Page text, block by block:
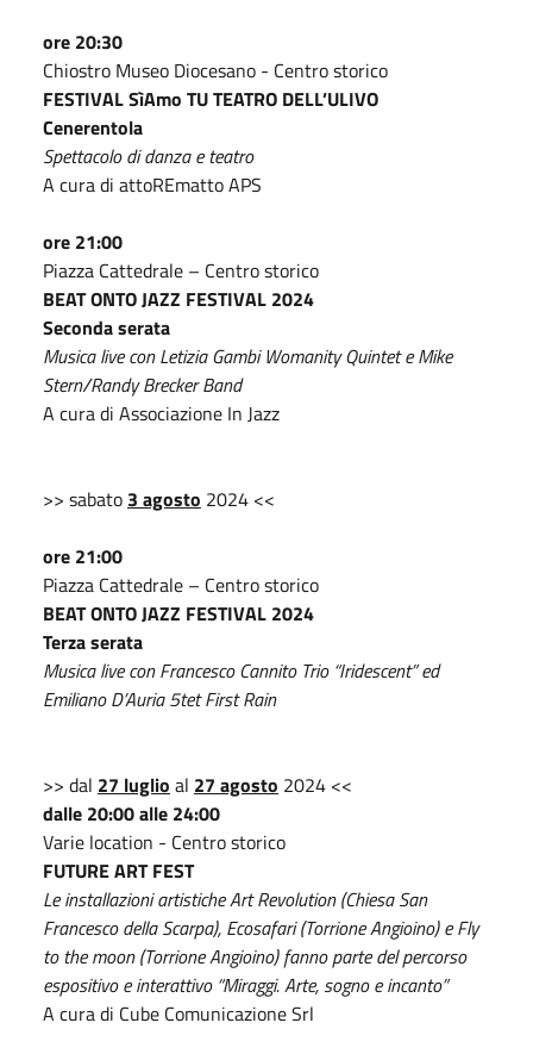
ore 20:30
Chiostro Museo Diocesano - Centro storico
FESTIVAL SìAmo TU TEATRO DELL’ULIVO
Cenerentola
Spettacolo di danza e teatro
A cura di attoREmatto APS
ore 21:00
Piazza Cattedrale – Centro storico
BEAT ONTO JAZZ FESTIVAL 2024
Seconda serata
Musica live con Letizia Gambi Womanity Quintet e Mike
Stern/Randy Brecker Band
A cura di Associazione In Jazz
>> sabato 3 agosto 2024 <<
ore 21:00
Piazza Cattedrale – Centro storico
BEAT ONTO JAZZ FESTIVAL 2024
Terza serata
Musica live con Francesco Cannito Trio “Iridescent” ed
Emiliano D’Auria 5tet First Rain
>> dal 27 luglio al 27 agosto 2024 <<
dalle 20:00 alle 24:00
Varie location - Centro storico
FUTURE ART FEST
Le installazioni artistiche Art Revolution (Chiesa San
Francesco della Scarpa), Ecosafari (Torrione Angioino) e Fly
to the moon (Torrione Angioino) fanno parte del percorso
espositivo e interattivo “Miraggi. Arte, sogno e incanto”
A cura di Cube Comunicazione Srl